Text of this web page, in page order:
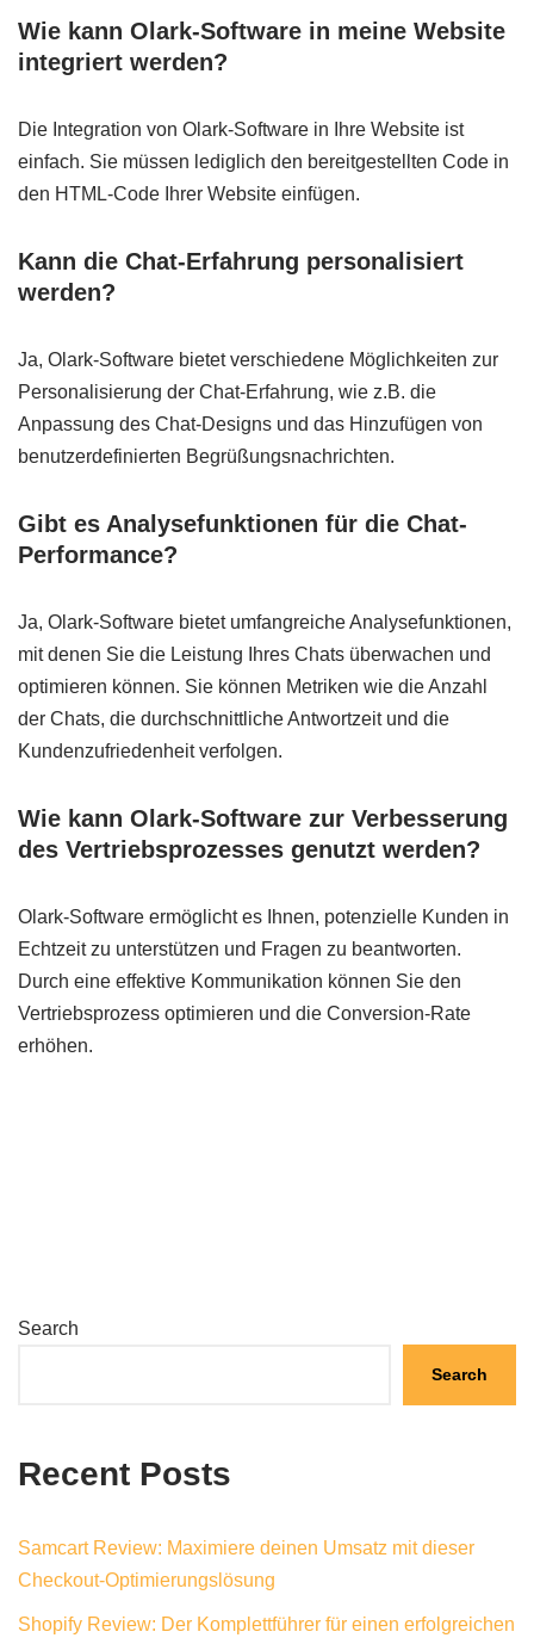
Wie kann Olark-Software in meine Website
integriert werden?
Die Integration von Olark-Software in Ihre Website ist
einfach. Sie müssen lediglich den bereitgestellten Code in
den HTML-Code Ihrer Website einfügen.
Kann die Chat-Erfahrung personalisiert
werden?
Ja, Olark-Software bietet verschiedene Möglichkeiten zur
Personalisierung der Chat-Erfahrung, wie z.B. die
Anpassung des Chat-Designs und das Hinzufügen von
benutzerdefinierten Begrüßungsnachrichten.
Gibt es Analysefunktionen für die Chat-
Performance?
Ja, Olark-Software bietet umfangreiche Analysefunktionen,
mit denen Sie die Leistung Ihres Chats überwachen und
optimieren können. Sie können Metriken wie die Anzahl
der Chats, die durchschnittliche Antwortzeit und die
Kundenzufriedenheit verfolgen.
Wie kann Olark-Software zur Verbesserung
des Vertriebsprozesses genutzt werden?
Olark-Software ermöglicht es Ihnen, potenzielle Kunden in
Echtzeit zu unterstützen und Fragen zu beantworten.
Durch eine effektive Kommunikation können Sie den
Vertriebsprozess optimieren und die Conversion-Rate
erhöhen.
Search
Search
Recent Posts
Samcart Review: Maximiere deinen Umsatz mit dieser
Checkout-Optimierungslösung
Shopify Review: Der Komplettführer für einen erfolgreichen